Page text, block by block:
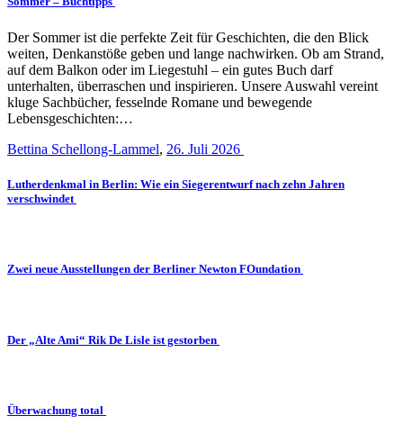
Der Sommer ist die perfekte Zeit für Geschichten, die den Blick
weiten, Denkanstöße geben und lange nachwirken. Ob am Strand,
auf dem Balkon oder im Liegestuhl – ein gutes Buch darf
unterhalten, überraschen und inspirieren. Unsere Auswahl vereint
kluge Sachbücher, fesselnde Romane und bewegende
Lebensgeschichten:…
Bettina Schellong-Lammel, 26. Juli 2026
Lutherdenkmal in Berlin: Wie ein Siegerentwurf nach zehn Jahren
verschwindet
Zwei neue Ausstellungen der Berliner Newton FOundation
Der „Alte Ami“ Rik De Lisle ist gestorben
Überwachung total